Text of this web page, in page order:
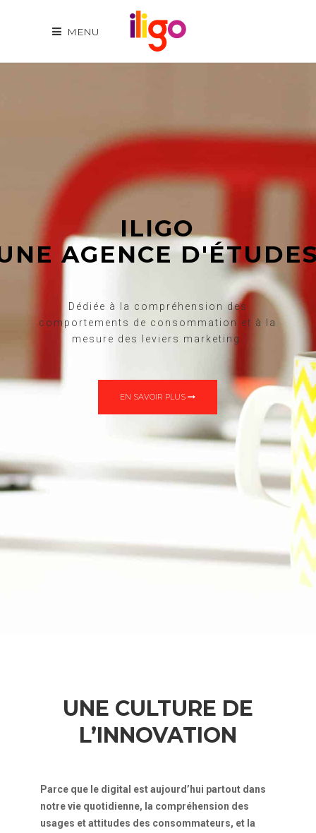
MENU
ILIGO
AGENCE
Dédiée à la compréhension des
comportements de consommation et à la
mesure des leviers marketing.
EN SAVOIR PLUS
UNE CULTURE DE
L’INNOVATION
Parce que le digital est aujourd’hui partout dans
notre vie quotidienne, la compréhension des
usages et attitudes des consommateurs, et la